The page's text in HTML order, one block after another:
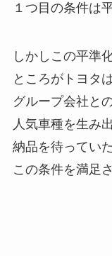
１つ目の条件は
しかしこの平準
ところがトヨタ
グループ会社と
人気車種を生み
納品を待ってい
この条件を満足